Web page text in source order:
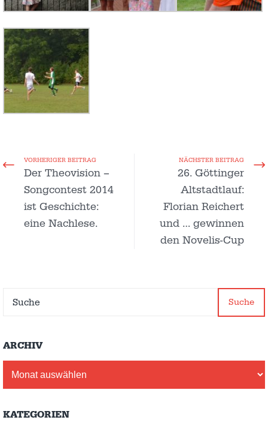
VORHERIGER BEITRAG
Der Theovision –
Songcontest 2014
ist Geschichte:
eine Nachlese.
NÄCHSTER BEITRAG
26. Göttinger
Altstadtlauf:
Florian Reichert
und … gewinnen
den Novelis-Cup
Suche
ARCHIV
KATEGORIEN